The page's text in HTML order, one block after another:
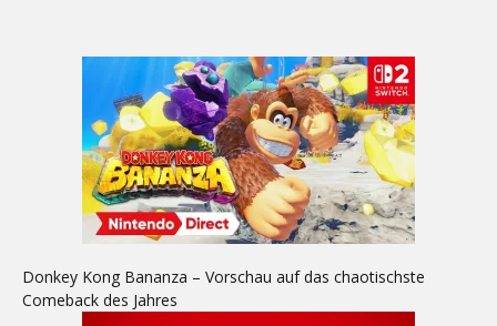
Donkey Kong Bananza – Vorschau auf das chaotischste
Comeback des Jahres